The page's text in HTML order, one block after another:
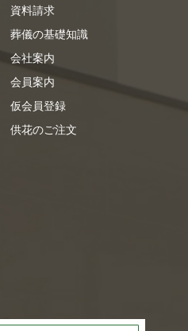
資料請求
葬儀の基礎知識
会社案内
会員案内
仮会員登録
供花のご注文